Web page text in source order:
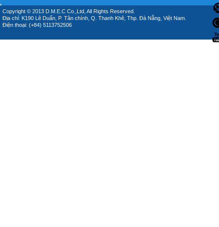
Copyright © 2013 D.M.E.C Co.,Ltd, All Rights Reserved.
Địa chỉ: K190 Lê Duẩn, P. Tân chính, Q. Thanh Khê, Thp. Đà Nẵng, Việt Nam.
Điện thoại: (+84) 5113752506